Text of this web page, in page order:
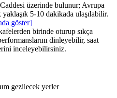
üzerinde bulunur; Avrupa
5-10 dakikada ulaşılabilir.
göster]
birinde oturup sıkça
dinleyebilir, saat
inceleyebilirsiniz.